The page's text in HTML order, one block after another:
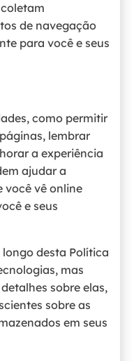
de navegação
para você e seus
como permitir
lembrar
a experiência
ajudar a
você vê online
e seus
desta Política
mas
sobre elas,
sobre as
em seus